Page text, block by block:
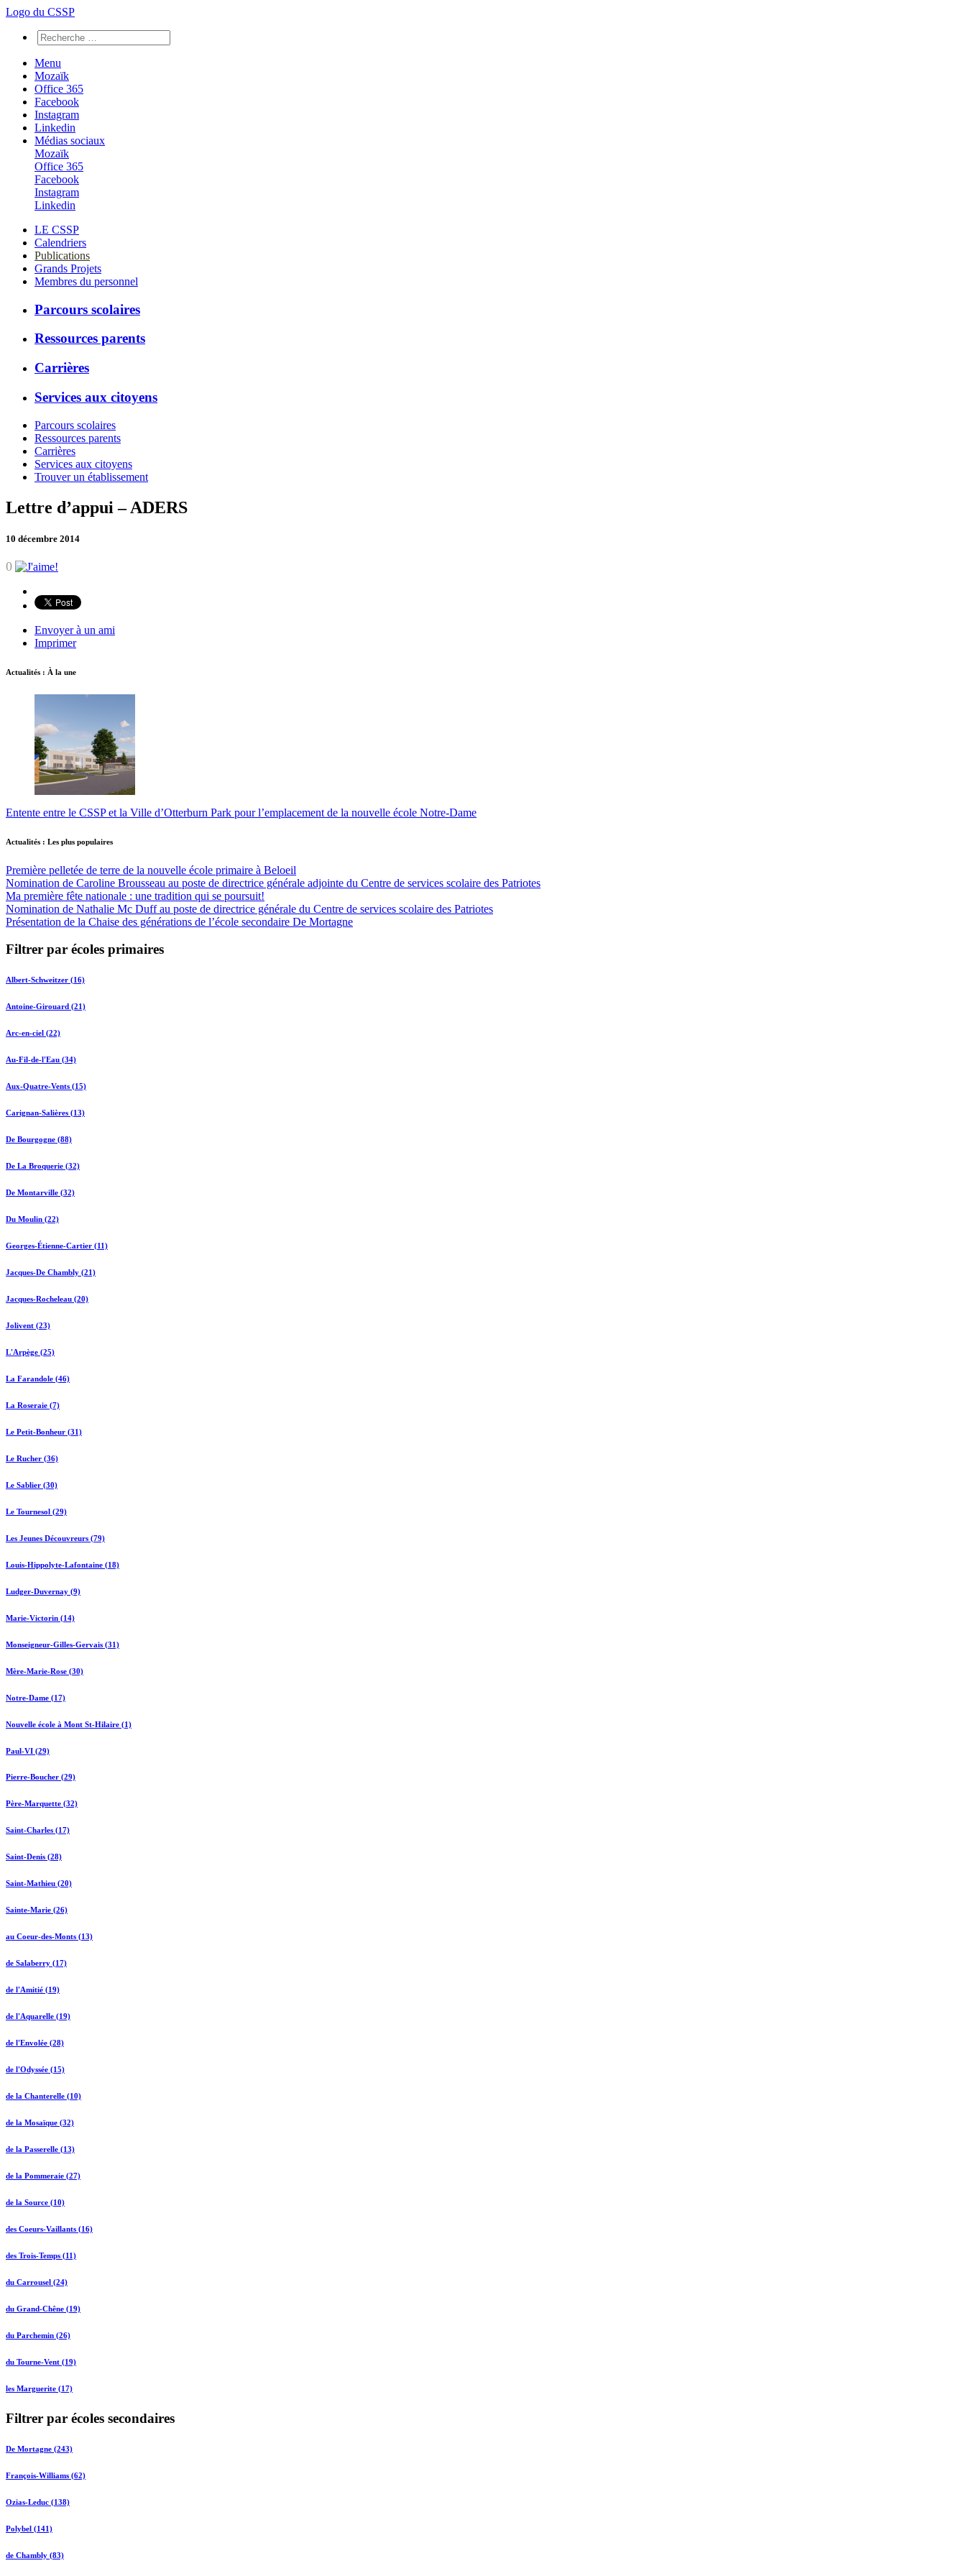
Logo du CSSP
Menu
Mozaïk
Office 365
Facebook
Instagram
Linkedin
Médias sociaux
Mozaïk
Office 365
Facebook
Instagram
Linkedin
LE CSSP
Calendriers
Publications
Grands Projets
Membres du personnel
Parcours scolaires
Ressources parents
Carrières
Services aux citoyens
Parcours scolaires
Ressources parents
Carrières
Services aux citoyens
Trouver un établissement
Lettre d’appui – ADERS
10 décembre 2014
0
Envoyer à un ami
Imprimer
Actualités : À la une
Entente entre le CSSP et la Ville d’Otterburn Park pour l’emplacement de la nouvelle école Notre-Dame
Actualités : Les plus populaires
Première pelletée de terre de la nouvelle école primaire à Beloeil
Nomination de Caroline Brousseau au poste de directrice générale adjointe du Centre de services scolaire des Patriotes
Ma première fête nationale : une tradition qui se poursuit!
Nomination de Nathalie Mc Duff au poste de directrice générale du Centre de services scolaire des Patriotes
Présentation de la Chaise des générations de l’école secondaire De Mortagne
Filtrer par écoles primaires
Albert-Schweitzer (16)
Antoine-Girouard (21)
Arc-en-ciel (22)
Au-Fil-de-l'Eau (34)
Aux-Quatre-Vents (15)
Carignan-Salières (13)
De Bourgogne (88)
De La Broquerie (32)
De Montarville (32)
Du Moulin (22)
Georges-Étienne-Cartier (11)
Jacques-De Chambly (21)
Jacques-Rocheleau (20)
Jolivent (23)
L'Arpège (25)
La Farandole (46)
La Roseraie (7)
Le Petit-Bonheur (31)
Le Rucher (36)
Le Sablier (30)
Le Tournesol (29)
Les Jeunes Découvreurs (79)
Louis-Hippolyte-Lafontaine (18)
Ludger-Duvernay (9)
Marie-Victorin (14)
Monseigneur-Gilles-Gervais (31)
Mère-Marie-Rose (30)
Notre-Dame (17)
Nouvelle école à Mont St-Hilaire (1)
Paul-VI (29)
Pierre-Boucher (29)
Père-Marquette (32)
Saint-Charles (17)
Saint-Denis (28)
Saint-Mathieu (20)
Sainte-Marie (26)
au Coeur-des-Monts (13)
de Salaberry (17)
de l'Amitié (19)
de l'Aquarelle (19)
de l'Envolée (28)
de l'Odyssée (15)
de la Chanterelle (10)
de la Mosaïque (32)
de la Passerelle (13)
de la Pommeraie (27)
de la Source (10)
des Coeurs-Vaillants (16)
des Trois-Temps (11)
du Carrousel (24)
du Grand-Chêne (19)
du Parchemin (26)
du Tourne-Vent (19)
les Marguerite (17)
Filtrer par écoles secondaires
De Mortagne (243)
François-Williams (62)
Ozias-Leduc (138)
Polybel (141)
de Chambly (83)